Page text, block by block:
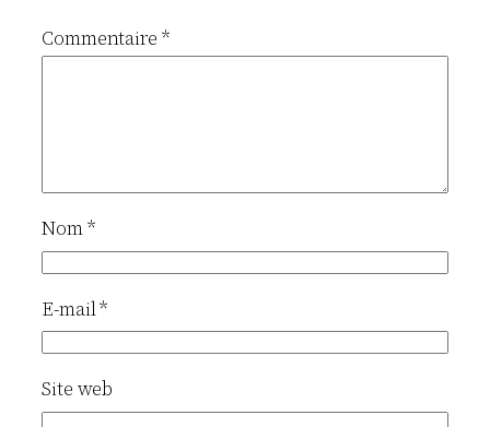
Commentaire *
Nom*
E-mail*
Site web